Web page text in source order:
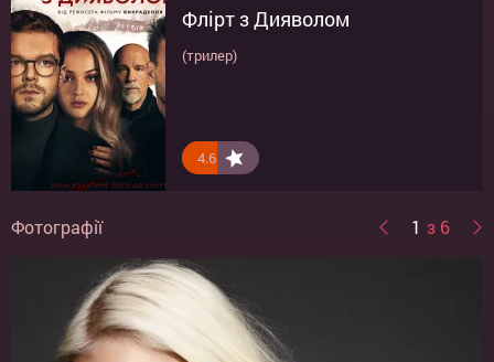
Флірт з Дияволом
(трилер)
4.6
Анна
Франція (трилер, бойовик)
6.6
Фотографії 1 з 6